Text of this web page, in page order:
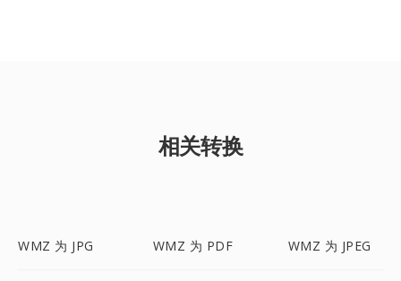
相关转换
WMZ 为 JPG WMZ 为 PDF WMZ 为 JPEG